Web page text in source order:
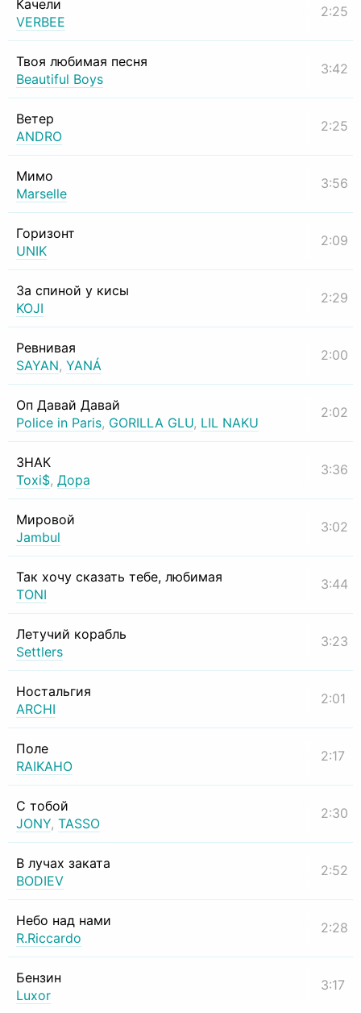
Качели
VERBEE
2:25
Твоя любимая песня
Beautiful Boys
3:42
Ветер
ANDRO
2:25
Мимо
Marselle
3:56
Горизонт
UNIK
2:09
За спиной у кисы
KOJI
2:29
Ревнивая
SAYAN, YANÁ
2:00
Оп Давай Давай
Police in Paris, GORILLA GLU, LIL NAKU
2:02
ЗНАК
Toxi$, Дора
3:36
Мировой
Jambul
3:02
Так хочу сказать тебе, любимая
TONI
3:44
Летучий корабль
Settlers
3:23
Ностальгия
ARCHI
2:01
Поле
RAIKAHO
2:17
С тобой
JONY, TASSO
2:30
В лучах заката
BODIEV
2:52
Небо над нами
R.Riccardo
2:28
Бензин
Luxor
3:17